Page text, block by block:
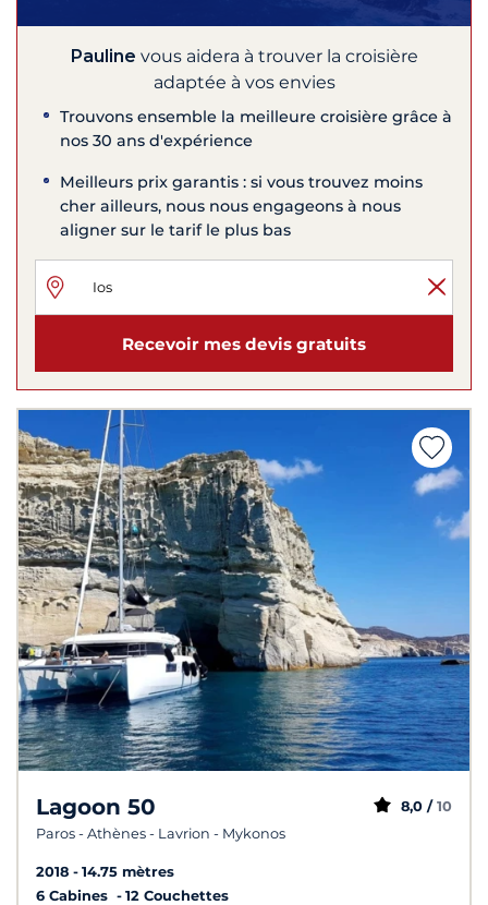
Pauline vous aidera à trouver la croisière
adaptée à vos envies
Trouvons ensemble la meilleure croisière grâce à
nos 30 ans d'expérience
Meilleurs prix garantis : si vous trouvez moins
cher ailleurs, nous nous engageons à nous
aligner sur le tarif le plus bas
Recevoir mes devis gratuits
Lagoon 50
Paros - Athènes - Lavrion - Mykonos
8,0 / 10
2018
14.75 mètres
6 Cabines
12 Couchettes